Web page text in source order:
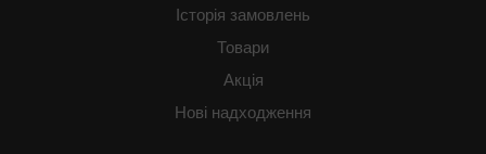
Історія замовлень
Товари
Акція
Нові надходження